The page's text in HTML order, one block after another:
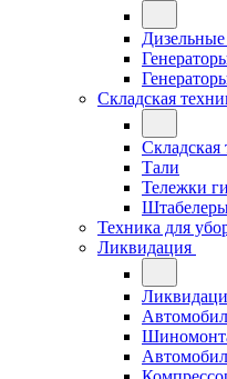
Складская
Складская
Тали
Тележки
Техника для
Ликвидация